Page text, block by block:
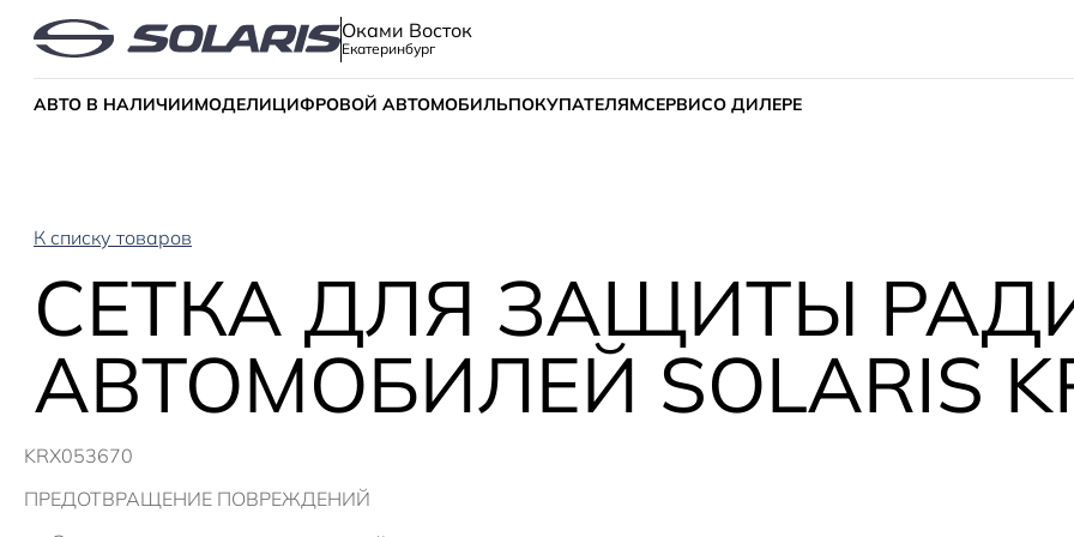
Оками Восток
Екатеринбург
АВТО В НАЛИЧИИМОДЕЛИЦИФРОВОЙ АВТОМОБИЛЬПОКУПАТЕЛЯМСЕРВИСО ДИЛЕРЕ
К списку товаров
СЕТКА ДЛЯ ЗАЩИТЫ
АВТОМОБИЛЕЙ SOLARIS
KRX053670
ПРЕДОТВРАЩЕНИЕ ПОВРЕЖДЕНИЙ